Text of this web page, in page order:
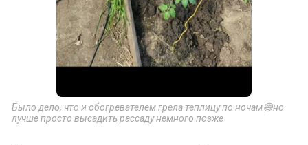
Было дело, что и обогревателем грела теплицу по ночам😄но
лучше просто высадить рассаду немного позже